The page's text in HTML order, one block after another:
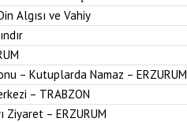
Algısı ve Vahiy
– Kutuplarda Namaz – ERZURUM
– TRABZON
Ziyaret – ERZURUM